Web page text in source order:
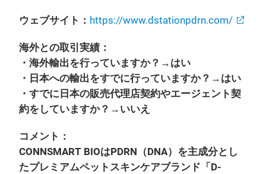
ウェブサイト： https://www.dstationpdrn.com/
海外との取引実績：
・海外輸出を行っていますか？→はい
・日本への輸出をすでに行っていますか？→はい
・すでに日本の販売代理店契約やエージェント契
約をしていますか？→いいえ
コメント：
CONNSMART BIOはPDRN（DNA）を主成分とし
たプレミアムペットスキンケアブランド「D-